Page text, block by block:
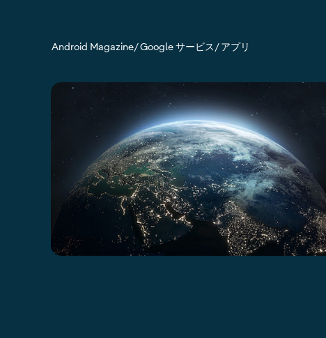
Android Magazine/ Google サービス/ アプリ